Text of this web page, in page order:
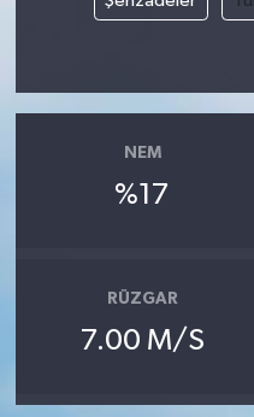
NEM
%17
RÜZGAR
7.00 M/S